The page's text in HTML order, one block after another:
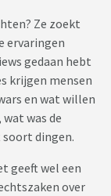
Ze zoekt
ervaringen
gedaan hebt
krijgen mensen
en wat willen
was de
dingen.
geeft wel een
over